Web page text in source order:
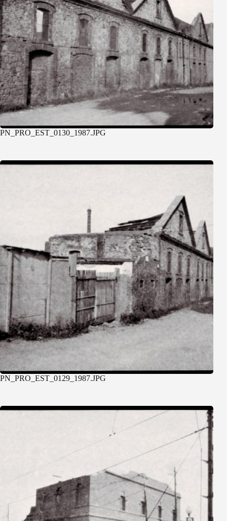
PN_PRO_EST_0130_1987.JPG
PN_PRO_EST_0129_1987.JPG